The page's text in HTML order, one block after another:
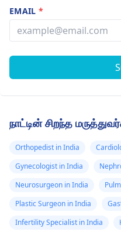
EMAIL*
நாட்டின் சிறந்த
Orthopedist in India
Gynecologist in India
Neurosurgeon in India
Plastic Surgeon in India
Infertility Specialist in India